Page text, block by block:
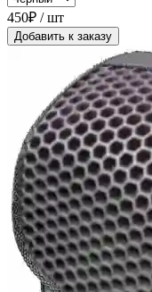
450₽ / шт
Добавить к заказу